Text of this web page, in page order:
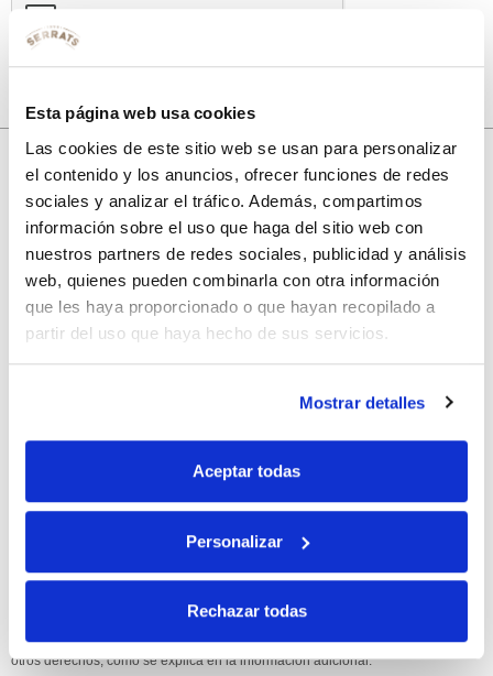
Esta página web usa cookies
Las cookies de este sitio web se usan para personalizar
el contenido y los anuncios, ofrecer funciones de redes
sociales y analizar el tráfico. Además, compartimos
información sobre el uso que haga del sitio web con
nuestros partners de redes sociales, publicidad y análisis
web, quienes pueden combinarla con otra información
que les haya proporcionado o que hayan recopilado a
partir del uso que haya hecho de sus servicios.
Mostrar detalles
Aceptar todas
Personalizar
Rechazar todas
10% de descuento
con tu primera compra.
Si, he leído y acepto la política de protección de datos.
Responsable: HIJOS DE JOSÉ SERRATS S.A. Finalidad: tratamientos con
fines comerciales, legitimación: consentimiento, destinatarios: proveedor de
otros derechos, como se explica en la información adicional.